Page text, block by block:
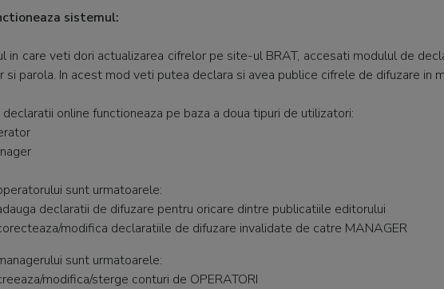
sistemul:
in care veti dori actualizarea cifrelor pe site-ul BRAT, accesati modulul de
si parola. In acest mod veti putea declara si avea publice cifrele de difuzare in
online functioneaza pe baza a doua tipuri de utilizatori:
sunt urmatoarele:
declaratii de difuzare pentru oricare dintre publicatiile editorului
modifica declaratiile de difuzare invalidate de catre MANAGER
sunt urmatoarele:
modifica/sterge conturi de OPERATORI